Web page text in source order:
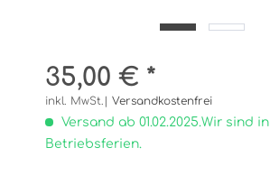
35,00 € *
inkl. MwSt.| Versandkostenfrei
Versand ab 01.02.2025.Wir sind in
Betriebsferien.